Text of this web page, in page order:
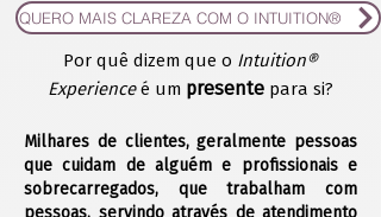
QUERO MAIS CLAREZA COM O INTUITION®
Por quê dizem que o Intuition®
Experienceé um presente para si?
Milhares de clientes, geralmente pessoas
que cuidam de alguém e profissionais e
sobrecarregados, que trabalham com
pessoas, servindo através de atendimento